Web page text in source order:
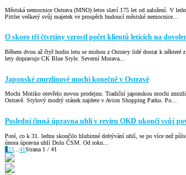
Městská nemocnice Ostrava (MNO) letos slaví 175 let od založení. V
Pittler veškerý svůj majetek ve prospěch budoucí městské nemocnice...
O skoro tři čtvrtiny vzrostl počet klientů letících na
Během dvou až čtyř hodin letu se mohou z Ostravy lidé dostat k
lety dopravuje CK Blue Style. Severní Morava...
Japonské zmrzlinové mochi konečně v Ostravě
Mochi Motiko otevřelo novou prodejnu. Tradiční japonskou mochi
Ostravě. Stylový modrý stánek najdete v Avion Shopping Parku. Po...
Poslední činná úpravna uhlí v revíru OKD ukončí svůj
Poté, co k 31. lednu skončilo hlubinné dobývání uhlí, se po více než
února úpravna uhlí Dolu ČSM. Od roku...
123 41Strana 1 / 41